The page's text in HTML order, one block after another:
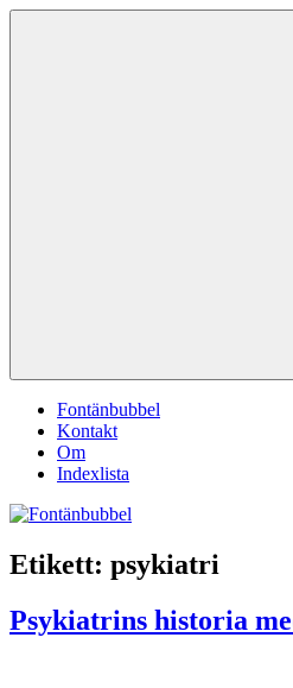
Hoppa
Fontänbubbel
Kontakt
Om
Indexlista
Etikett: psykiatri
Psykiatrins historia